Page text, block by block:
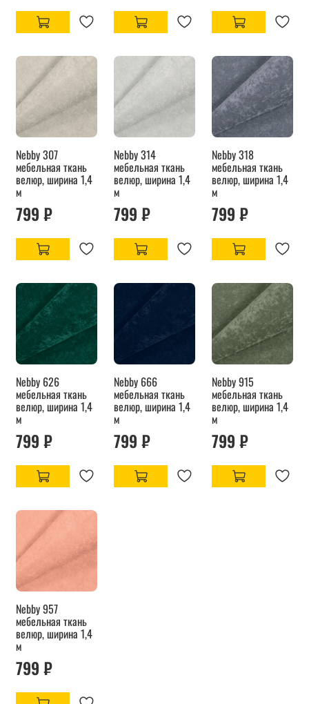
Nebby 307
мебельная ткань
велюр, ширина 1,4
м
799 ₽
Nebby 314
мебельная ткань
велюр, ширина 1,4
м
799 ₽
Nebby 318
мебельная ткань
велюр, ширина 1,4
м
799 ₽
Nebby 626
мебельная ткань
велюр, ширина 1,4
м
799 ₽
Nebby 666
мебельная ткань
велюр, ширина 1,4
м
799 ₽
Nebby 915
мебельная ткань
велюр, ширина 1,4
м
799 ₽
Nebby 957
мебельная ткань
велюр, ширина 1,4
м
799 ₽